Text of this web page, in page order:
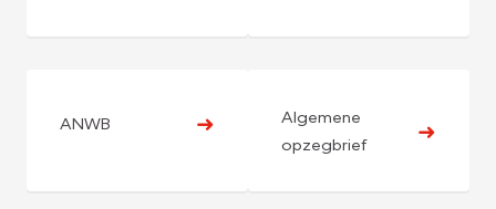
ANWB ➜
Algemene
opzegbrief
➜